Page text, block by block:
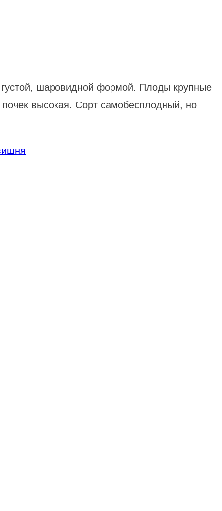
густой, шаровидной формой. Плоды крупные
почек высокая. Сорт самобесплодный, но